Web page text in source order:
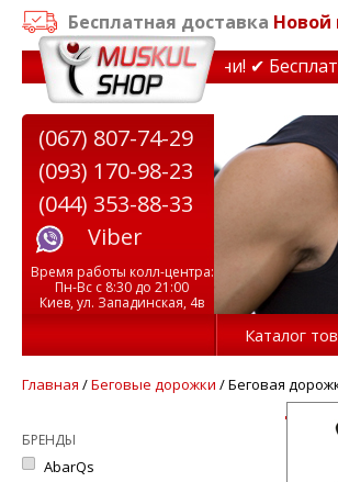
Бесплатная доставка Новой
до 15% Звони! ✔ Бесплатная
(067) 807-74-29
(093) 170-98-23
(044) 353-88-33
Viber
Время работы колл-центра:
Пн-Вс с 8:30 до 21:00
Киев, ул. Западинская, 4в
Каталог
Главная /Беговые дорожки / Беговая
БРЕНДЫ
AbarQs